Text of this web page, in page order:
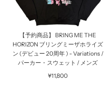
【予約商品】 BRING ME THE
HORIZON ブリングミーザホライズ
ン (デビュー 20周年 ) - Variations /
パーカー・スウェット / メンズ
¥11,800